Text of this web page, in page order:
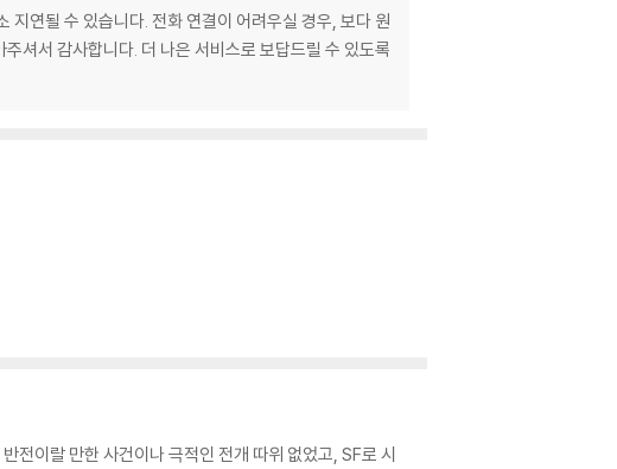
지연될 수 있습니다. 전화 연결이 어려우실 경우, 보다 원
셔서 감사합니다. 더 나은 서비스로 보답드릴 수 있도록
전이랄 만한 사건이나 극적인 전개 따위 없었고, SF로 시